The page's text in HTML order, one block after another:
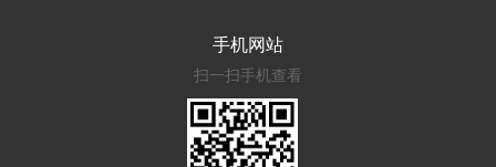
手机网站
扫一扫手机查看